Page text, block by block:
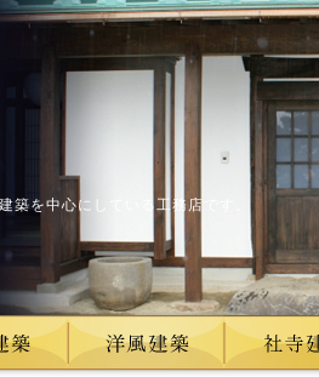
築を中心にしている工務店です。